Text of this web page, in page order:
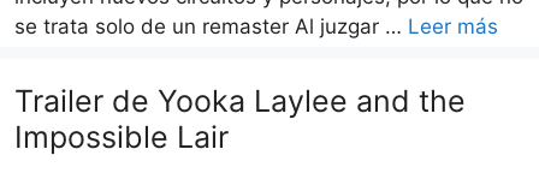
se trata solo de un remaster Al juzgar … Leer más
Trailer de Yooka Laylee and the
Impossible Lair